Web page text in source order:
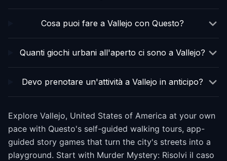
Cosa puoi fare a Vallejo con Questo?
Quanti giochi urbani all'aperto ci sono a Vallejo?
Devo prenotare un'attività a Vallejo in anticipo?
Explore Vallejo, United States of America at your own
pace with Questo's self-guided walking tours, app-
guided story games that turn the city's streets into a
playground. Start with Murder Mystery: Risolvi il caso